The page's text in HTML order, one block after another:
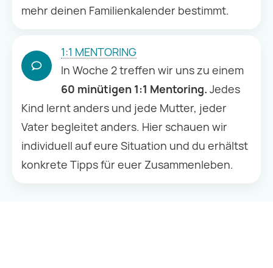
mehr deinen Familienkalender bestimmt.
1:1 MENTORING
In Woche 2 treffen wir uns zu einem
60 minütigen 1:1 Mentoring. Jedes
Kind lernt anders und jede Mutter, jeder
Vater begleitet anders. Hier schauen wir
individuell auf eure Situation und du erhältst
konkrete Tipps für euer Zusammenleben.